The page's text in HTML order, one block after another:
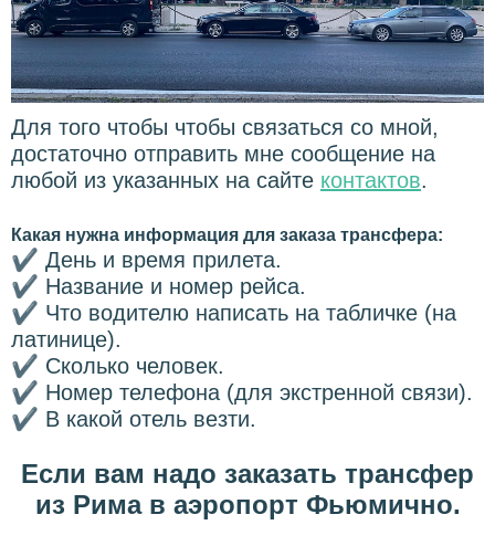
Для того чтобы чтобы связаться со мной,
достаточно отправить мне сообщение на
любой из указанных на сайте контактов.
Какая нужна информация для заказа трансфера:
✔ День и время прилета.
✔ Название и номер рейса.
✔ Что водителю написать на табличке (на
латинице).
✔ Сколько человек.
✔ Номер телефона (для экстренной связи).
✔ В какой отель везти.
Если вам надо заказать трансфер
из Рима в аэропорт Фьюмично.